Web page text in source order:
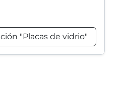
"Placas de vidrio"